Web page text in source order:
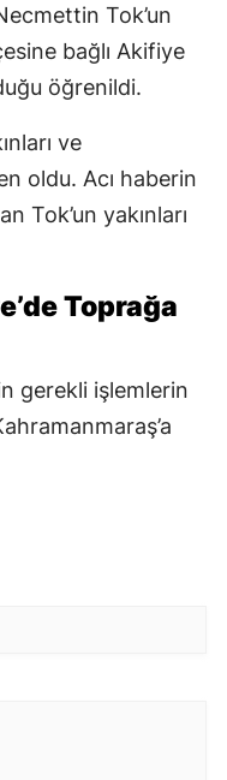
Tok’un
bağlı Akifiye
öğrenildi.
ve
oldu. Acı haberin
Tok’un yakınları
Toprağa
gerekli işlemlerin